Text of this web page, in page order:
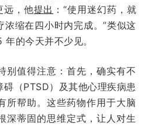
远，他提出 ：“使用迷幻药，就
缩在四小时内完成。”类似这
的今天并不少见。
别值得注意：首先，确实有不
（PTSD）及其他心理疾病患
所帮助。这些药物作用于大脑
深蒂固的思维定式，让人对生